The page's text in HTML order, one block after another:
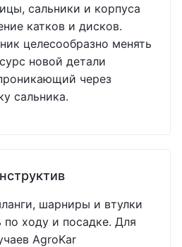
сальники и корпуса
катков и дисков.
целесообразно менять
новой детали
через
сальника.
шарниры и втулки
ходу и посадке. Для
AgroKar